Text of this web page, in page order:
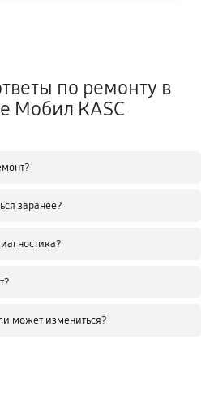
по ремонту в
Мобил КASC
заранее?
может измениться?